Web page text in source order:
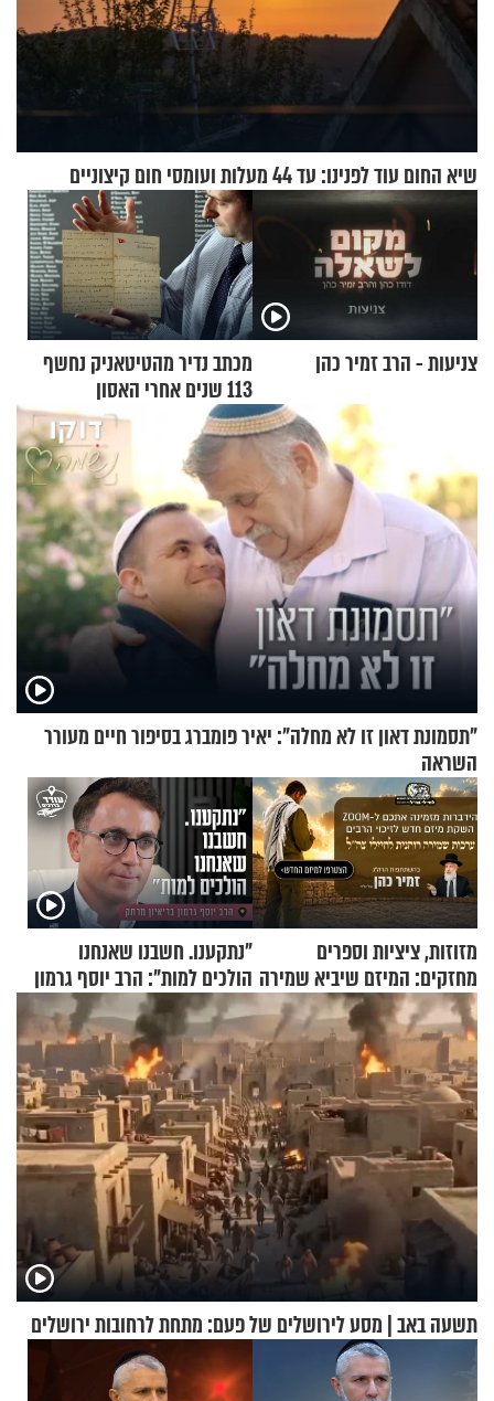
שיא החום עוד לפנינו: עד 44 מעלות ועומסי חום קיצוניים
צניעות - הרב זמיר כהן
מכתב נדיר מהטיטאניק נחשף
113 שנים אחרי האסון
"תסמונת דאון זו לא מחלה": יאיר פומברג בסיפור חיים מעורר
השראה
מזוזות, ציציות וספרים
מחזקים: המיזם שיביא שמירה
רוחנית לאלפי חיילי צה"ל
"נתקענו. חשבנו שאנחנו
הולכים למות": הרב יוסף גרמון
בריאיון מרתק
תשעה באב | מסע לירושלים של פעם: מתחת לרחובות ירושלים